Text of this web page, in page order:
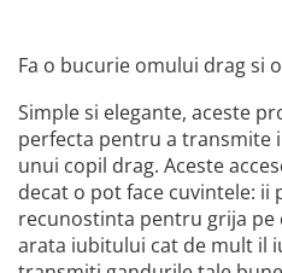
Fa o bucurie omului drag si
Simple si elegante, aceste
perfecta pentru a transmite
unui copil drag. Aceste
decat o pot face cuvintele:
recunostinta pentru grija
arata iubitului cat de mult il